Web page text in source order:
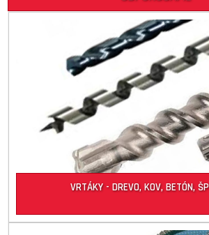
VRTÁKY - DREVO, KOV, BETÓN,